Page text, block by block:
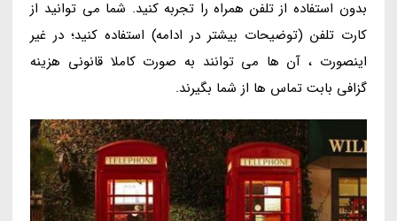
بدون استفاده از تلفن همراه را تجربه کنید. شما می توانید از
کارت تلفن (توضیحات بیشتر در ادامه) استفاده کنید؛ در غیر
اینصورت ، آن ها می توانند به صورت کاملا قانونی هزینه
گزافی بابت تماس ها از شما بگیرند.